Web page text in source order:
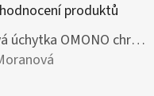
produktů
Nábytková úchytka OMONO chrom lesklý
je 5 z 5 hvězdiček.